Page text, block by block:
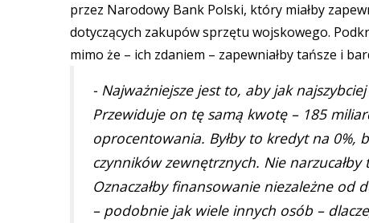
przez Narodowy Bank Polski, który miałby
dotyczących zakupów sprzętu wojskowego.
mimo że – ich zdaniem – zapewniałby tańsze i
- Najważniejsze jest to, aby jak
Przewiduje on tę samą kwotę – 185
oprocentowania. Byłby to kredyt na
czynników zewnętrznych. Nie
Oznaczałby finansowanie niezależne od
– podobnie jak wiele innych osób –